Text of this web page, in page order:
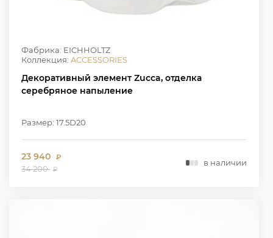
Фабрика: EICHHOLTZ
Коллекция: ACCESSORIES
Декоративный элемент Zucca, отделка
серебряное напыление
Размер: 17.5D20
23 940 ₽
34 200 ₽
в наличии